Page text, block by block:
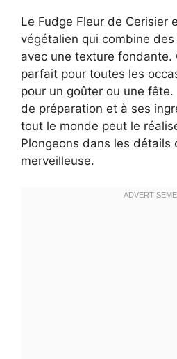
Le Fudge Fleur de Cerisier
végétalien qui combine
avec une texture fondante.
parfait pour toutes les
pour un goûter ou une
de préparation et à ses
tout le monde peut le
Plongeons dans les détails
merveilleuse.